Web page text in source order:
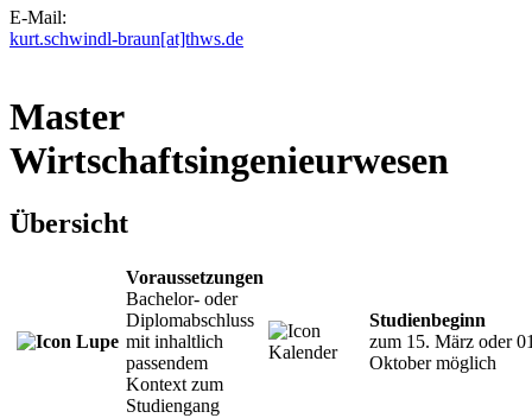
E-Mail:
kurt.schwindl-braun[at]thws.de
Master
Wirtschaftsingenieurwesen
Übersicht
Voraussetzungen
Bachelor- oder
Diplomabschluss
mit inhaltlich
passendem
Kontext zum
Studiengang
Studienbeginn
zum 15. März oder
Oktober möglich